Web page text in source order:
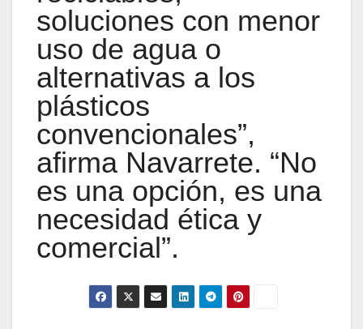
soluciones con menor
uso de agua o
alternativas a los
plásticos
convencionales”,
afirma Navarrete. “No
es una opción, es una
necesidad ética y
comercial”.